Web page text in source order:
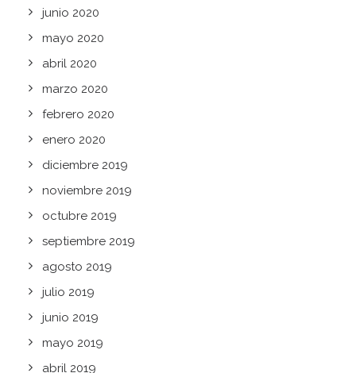
junio 2020
mayo 2020
abril 2020
marzo 2020
febrero 2020
enero 2020
diciembre 2019
noviembre 2019
octubre 2019
septiembre 2019
agosto 2019
julio 2019
junio 2019
mayo 2019
abril 2019